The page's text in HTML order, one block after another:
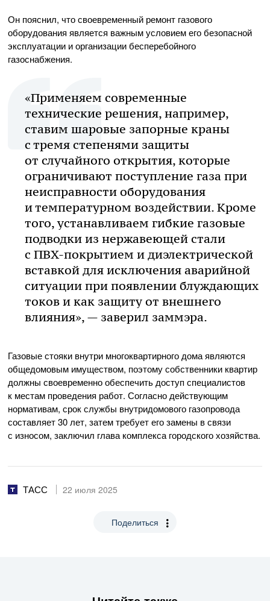
Он пояснил, что своевременный ремонт газового
оборудования является важным условием его безопасной
эксплуатации и организации бесперебойного
газоснабжения.
«Применяем современные
технические решения, например,
ставим шаровые запорные краны
с тремя степенями защиты
от случайного открытия, которые
ограничивают поступление газа при
неисправности оборудования
и температурном воздействии. Кроме
того, устанавливаем гибкие газовые
подводки из нержавеющей стали
с ПВХ-покрытием и диэлектрической
вставкой для исключения аварийной
ситуации при появлении блуждающих
токов и как защиту от внешнего
влияния», — заверил заммэра.
Газовые стояки внутри многоквартирного дома являются
общедомовым имуществом, поэтому собственники квартир
должны своевременно обеспечить доступ специалистов
к местам проведения работ. Согласно действующим
нормативам, срок службы внутридомового газопровода
составляет 30 лет, затем требует его замены в связи
с износом, заключил глава комплекса городского хозяйства.
ТАСС 22 июля 2025
Поделиться